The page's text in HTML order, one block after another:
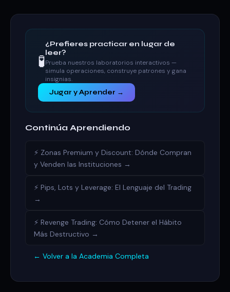
🧪
¿Prefieres practicar en lugar de
leer?
Prueba nuestros laboratorios interactivos —
simula operaciones, construye patrones y gana
insignias.
Jugar y Aprender →
Continúa Aprendiendo
⚡ Zonas Premium y Discount: Dónde Compran
y Venden las Instituciones →
⚡ Pips, Lots y Leverage: El Lenguaje del Trading
→
⚡ Revenge Trading: Cómo Detener el Hábito
Más Destructivo →
← Volver a la Academia Completa